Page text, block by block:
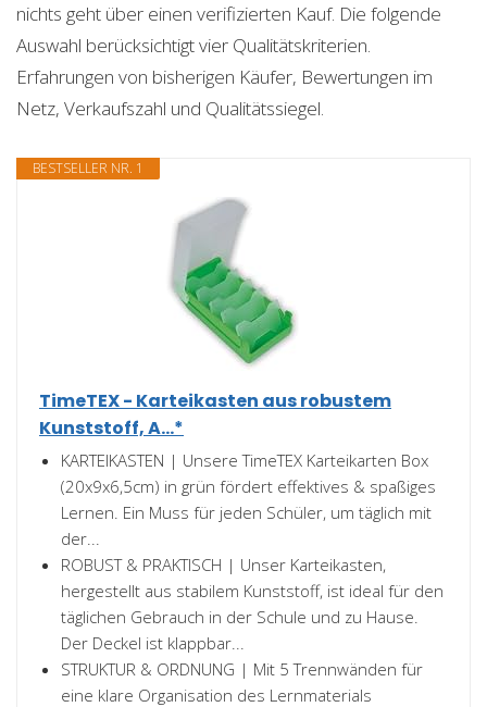
nichts geht über einen verifizierten Kauf. Die folgende
Auswahl berücksichtigt vier Qualitätskriterien.
Erfahrungen von bisherigen Käufer, Bewertungen im
Netz, Verkaufszahl und Qualitätssiegel.
BESTSELLER NR. 1
TimeTEX - Karteikasten aus robustem
Kunststoff, A...*
KARTEIKASTEN | Unsere TimeTEX Karteikarten Box
(20x9x6,5cm) in grün fördert effektives & spaßiges
Lernen. Ein Muss für jeden Schüler, um täglich mit
der...
ROBUST & PRAKTISCH | Unser Karteikasten,
hergestellt aus stabilem Kunststoff, ist ideal für den
täglichen Gebrauch in der Schule und zu Hause.
Der Deckel ist klappbar...
STRUKTUR & ORDNUNG | Mit 5 Trennwänden für
eine klare Organisation des Lernmaterials